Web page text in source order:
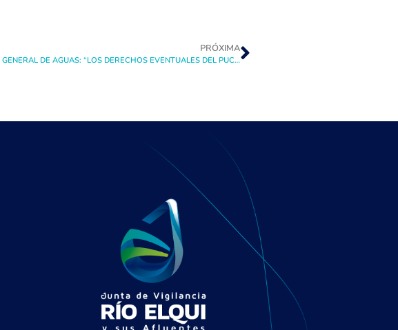
PRÓXIMA
MANUEL DOMÍNGUEZ, REPARTIDOR GENERAL DE AGUAS: “LOS DERECHOS EVENTUALES DEL PUCLARO SÓLO COMPLEMENTAN LA OPERACIÓN DE LOS DERECHOS PERMANENTES DE CADA CANAL”